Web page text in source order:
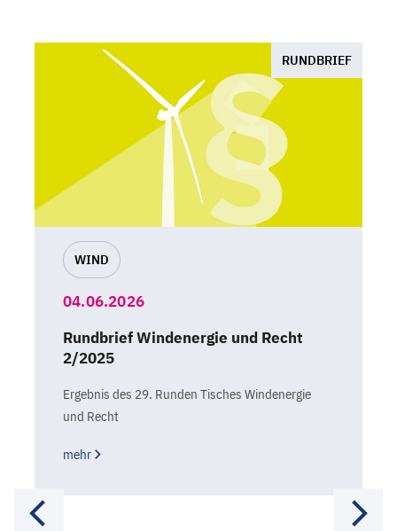
RUNDBRIEF
WIND
04.06.2026
Rundbrief Windenergie und Recht
2/2025
Ergebnis des 29. Runden Tisches Windenergie
und Recht
mehr